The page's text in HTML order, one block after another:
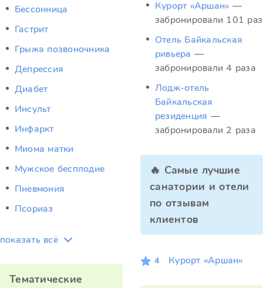
Бессонница
Гастрит
Грыжа позвоночника
Депрессия
Диабет
Инсульт
Инфаркт
Миома матки
Мужское бесплодие
Пневмония
Псориаз
показать всё
Тематические
Курорт «Аршан» —
забронировали 101 раз
Отель Байкальская
ривьера —
забронировали 4 раза
Лодж-отель
Байкальская
резиденция —
забронировали 2 раза
🔥 Самые лучшие
санатории и отели
по отзывам
клиентов
4 Курорт «Аршан»